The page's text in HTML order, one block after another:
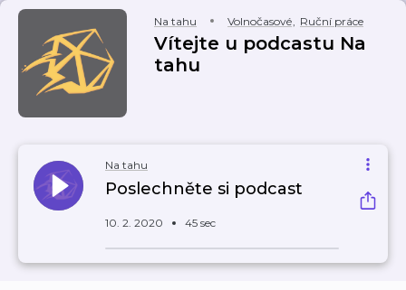
Na tahu Volnočasové, Ruční práce
Vítejte u podcastu Na
tahu
Na tahu
Poslechněte si podcast
10. 2. 2020 45 sec